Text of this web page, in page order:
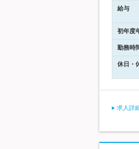
給与
初年度
勤務時
休日・
求人詳